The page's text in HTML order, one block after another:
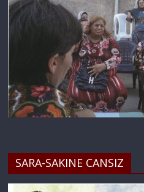
SARA-SAKINE CANSIZ